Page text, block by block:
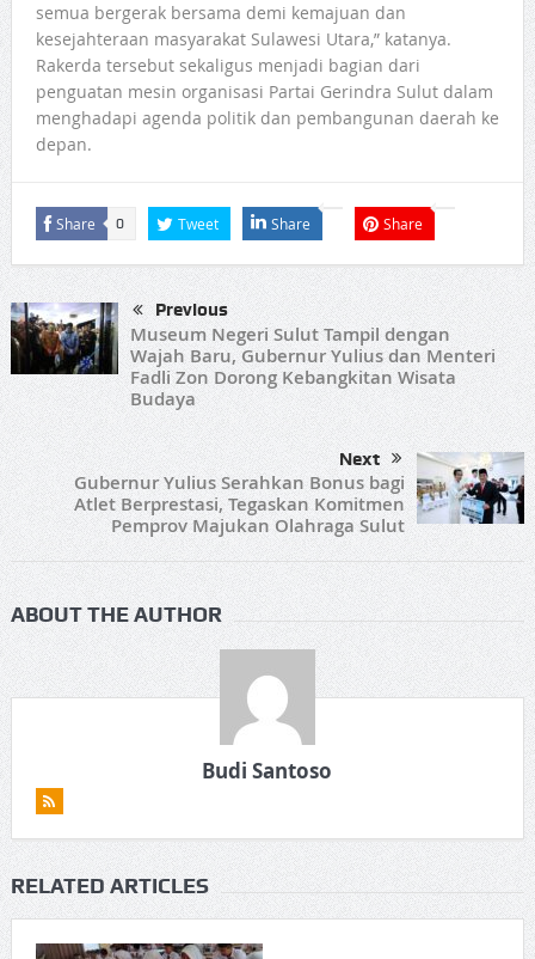
semua bergerak bersama demi kemajuan dan
kesejahteraan masyarakat Sulawesi Utara,” katanya.
Rakerda tersebut sekaligus menjadi bagian dari
penguatan mesin organisasi Partai Gerindra Sulut dalam
menghadapi agenda politik dan pembangunan daerah ke
depan.
Share 0 Tweet Share Share
Previous
Museum Negeri Sulut Tampil dengan
Wajah Baru, Gubernur Yulius dan Menteri
Fadli Zon Dorong Kebangkitan Wisata
Budaya
Next
Gubernur Yulius Serahkan Bonus bagi
Atlet Berprestasi, Tegaskan Komitmen
Pemprov Majukan Olahraga Sulut
ABOUT THE AUTHOR
Budi Santoso
RELATED ARTICLES